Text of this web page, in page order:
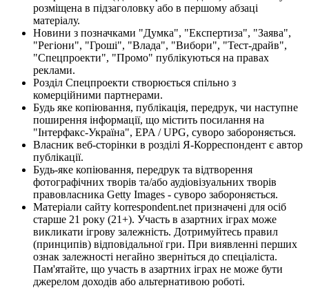
розміщена в підзаголовку або в першому абзаці
матеріалу.
Новини з позначками "Думка", "Експертиза", "Заява",
"Регіони", "Гроші", "Влада", "Вибори", "Тест-драйв",
"Спецпроекти", "Промо" публікуються на правах
реклами.
Розділ Спецпроекти створюється спільно з
комерційними партнерами.
Будь яке копіювання, публікація, передрук, чи наступне
поширення інформації, що містить посилання на
"Інтерфакс-Україна", EPA / UPG, суворо забороняється.
Власник веб-сторінки в розділі Я-Корреспондент є автор
публікації.
Будь-яке копіювання, передрук та відтворення
фотографічних творів та/або аудіовізуальних творів
правовласника Getty Images - суворо забороняється.
Матеріали сайту korrespondent.net призначені для осіб
старше 21 року (21+). Участь в азартних іграх може
викликати ігрову залежність. Дотримуйтесь правил
(принципів) відповідальної гри. При виявленні перших
ознак залежності негайно зверніться до спеціаліста.
Пам'ятайте, що участь в азартних іграх не може бути
джерелом доходів або альтернативою роботі.